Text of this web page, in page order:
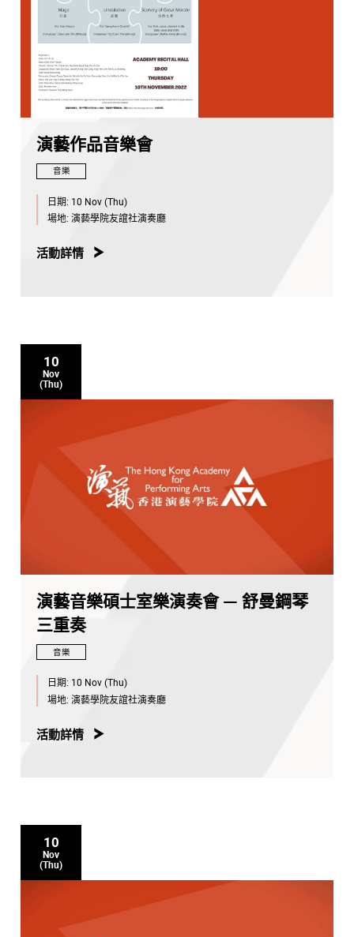
演藝作品音樂會
音樂
日期: 10 Nov (Thu)
場地: 演藝學院友誼社演奏廳
活動詳情
10
Nov
(Thu)
演藝音樂碩士室樂演奏會 — 舒曼鋼琴
三重奏
音樂
日期: 10 Nov (Thu)
場地: 演藝學院友誼社演奏廳
活動詳情
10
Nov
(Thu)